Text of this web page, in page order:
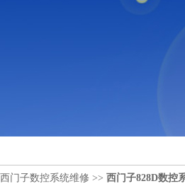
西门子数控系统维修 >> 西门子828D数控